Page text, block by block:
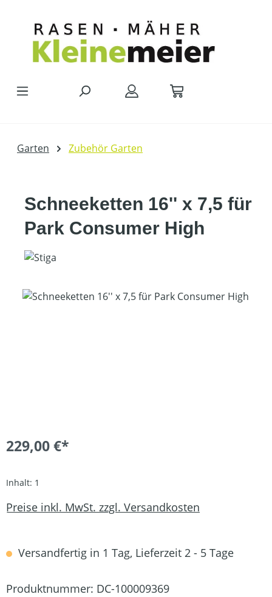
Garten Zubehör Garten
Schneeketten 16'' x 7,5 für
Park Consumer High
Bildergalerie überspringen
229,00 €*
Inhalt: 1
Preise inkl. MwSt. zzgl. Versandkosten
Versandfertig in 1 Tag, Lieferzeit 2 - 5 Tage
Produktnummer: DC-100009369